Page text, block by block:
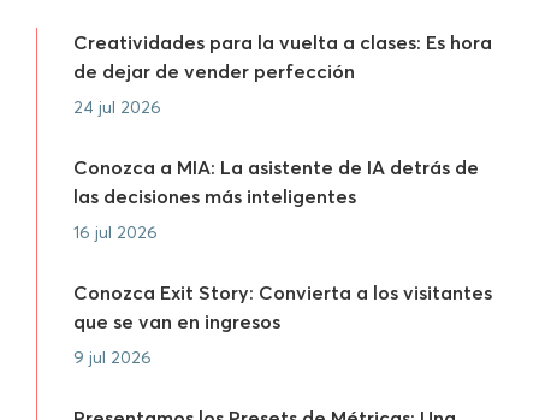
Creatividades para la vuelta a clases: Es hora
de dejar de vender perfección
24 jul 2026
Conozca a MIA: La asistente de IA detrás de
las decisiones más inteligentes
16 jul 2026
Conozca Exit Story: Convierta a los visitantes
que se van en ingresos
9 jul 2026